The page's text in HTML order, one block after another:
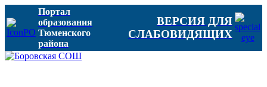
Портал
образования
Тюменского
района
ВЕРСИЯ ДЛЯ
СЛАБОВИДЯЩИХ